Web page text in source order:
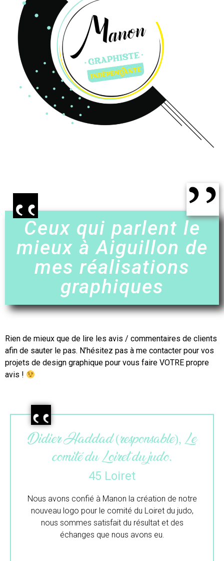
Ceux qui parlent le
mieux à Aiguillon de
mes réalisations
graphiques
Rien de mieux que de lire les avis / commentaires de clients
afin de sauter le pas. N’hésitez pas à me contacter pour vos
projets de design graphique pour vous faire VOTRE propre
avis !
Maëlle (gérante), L’atelier du
colibri.
33 Gironde
Merci beaucoup pour ton travail.